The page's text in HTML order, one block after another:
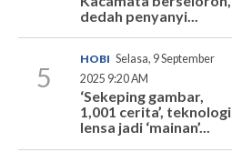
dedah penyanyi...
5
HOBI Selasa, 9 September
2025 9:20 AM
‘Sekeping gambar,
1,001 cerita’, teknologi
lensa jadi ‘mainan’...